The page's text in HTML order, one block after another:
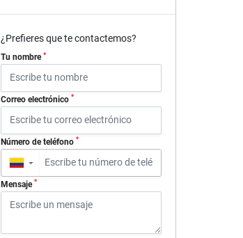
¿Prefieres que te contactemos?
Tu nombre *
Correo electrónico *
Número de teléfono *
▼
Mensaje *